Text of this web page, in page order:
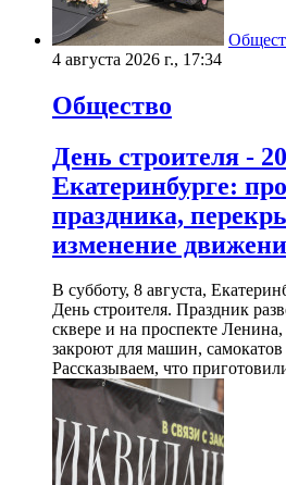
4 августа 2026 г., 17:34
Общество
День строителя -
Екатеринбурге:
праздника,
изменение
В субботу, 8 августа,
День строителя. Праздник
сквере и на проспекте
закроют для машин, самокатов
Рассказываем, что